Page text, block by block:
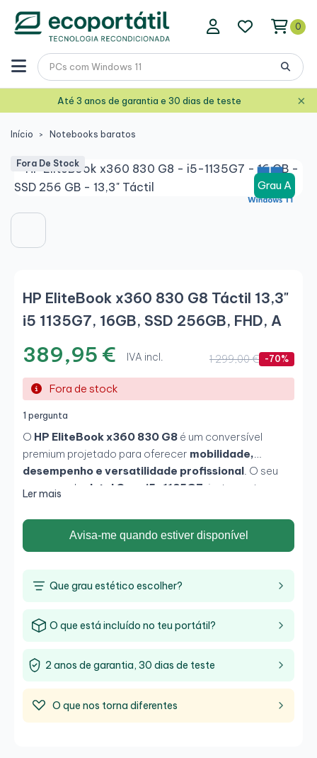
0
Até 3 anos de garantia e 30 dias de teste ×
Início Notebooks baratos
Grau A
Fora De Stock
HP EliteBook x360 830 G8 Táctil 13,3"
i5 1135G7, 16GB, SSD 256GB, FHD, A
389,95 € IVA incl. 1 299,00 € -70%
Fora de stock
1 pergunta
O HP EliteBook x360 830 G8 é um conversível
premium projetado para oferecer mobilidade,
desempenho e versatilidade profissional. O seu
processador Intel Core i5-1135G7 , juntamente com
experiência fluida para multitarefa e ambientes
corporativos. O seuecrã tátil de 13,3" Full HD
permite trabalhar de forma intuitiva, enquanto o design
reuniões, apresentações e trabalho diário.
Ler mais
Avisa-me quando estiver disponível
Que grau estético escolher?
O que está incluído no teu portátil?
2 anos de garantia, 30 dias de teste
O que nos torna diferentes